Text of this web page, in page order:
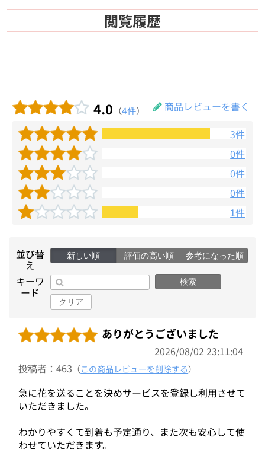
閲覧履歴
4.0 （4件）
商品レビューを書く
3件
0件
0件
0件
1件
並び替
え
新しい順 評価の高い順 参考になった順
キーワ
ード
検索
クリア
ありがとうございました
2026/08/02 23:11:04
投稿者：463 （この商品レビューを削除する）
急に花を送ることを決めサービスを登録し利用させて
いただきました。
わかりやすくて到着も予定通り、また次も安心して使
わせていただきます。